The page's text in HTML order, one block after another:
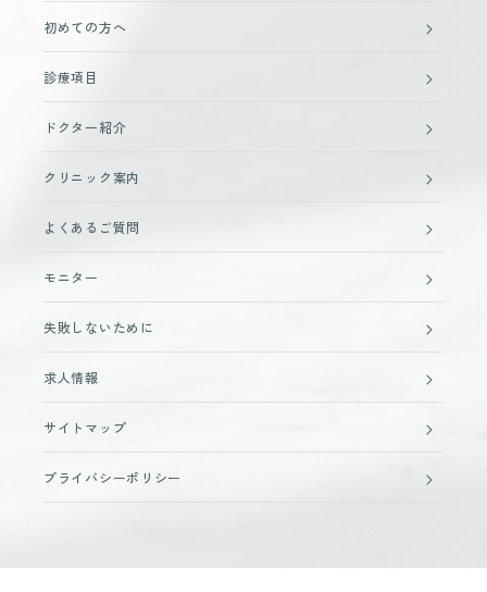
初めての方へ
診療項目
ドクター紹介
クリニック案内
よくあるご質問
モニター
失敗しないために
求人情報
サイトマップ
プライバシーポリシー